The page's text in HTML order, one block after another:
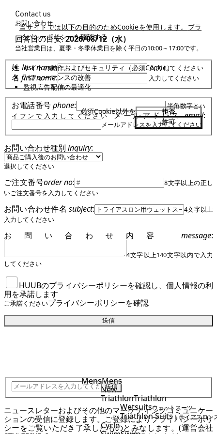
MensMens
New
TriathlonTriathlon
Wetsuitsウェットスーツ
Triathlon Suits トライアスロン
Cycle
当サイトでは以下の目的のためCookieを使用します。 プラ
イバシーポリシーを確認する
サイトの動作およびセキュリティ（必須Cookie）
パフォーマンスの改善
監視広告配信の最適化
必須Cookie以外を
拒否
許可
Contact us
お問い合わせ
回答日の目安:2026/08/12（水）
当社営業日は、夏季・冬季休業日を除く平日の10:00～17:00です。
姓 last name: 入力してください
名 first name: 入力してください
お電話番号phone:
半角数字とハ
イフンで入力してくださいメールアドレスemail:
メールアドレスを入力してください
お問い合わせ種別 inquiry:
選択してください
ご注文番号order no:
8文字以上の正し
いご注文番号を入力してください
お問い合わせ件名subject:
4文字以上
入力してください
お問い合わせ内容 message:
4文字以上140文字以内で入力
してください
HUUBのプライバシーポリシーを確認し、個人情報の利
用を承諾します
ご承諾くださいプライバシーポリシーを確認
送信
送信
ニュースレターおよびその他のマーケティングコミュニケー
ションの受信に登録します。ご登録によりプライバシーポリ
シーをご覧いただき了承したものとみなします。(運営会社